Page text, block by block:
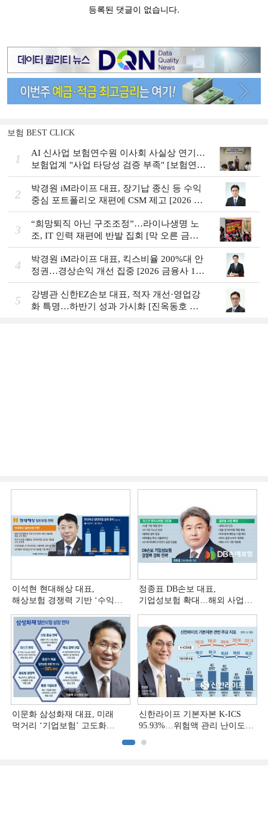
보험 BEST CLICK
1
AI 신사업 보험연수원 이사회 사실상 연기…
보험업계 "사업 타당성 검증 부족" [보험연수
원 AI사업 논란]
2
박경원 iM라이프 대표, 장기납 종신 등 수익
중심 포트폴리오 재편에 CSM 제고 [2026 금
융사 상반기 실적]
3
“희망퇴직 아닌 구조조정”…라이나생명 노
조, IT 인력 재편에 반발 집회 [막 오른 금융
권 하투(夏鬪)]
4
박경원 iM라이프 대표, 킥스비율 200%대 안
정권…경상손익 개선 집중 [2026 금융사 1분
기 실적]
5
강병관 신한EZ손보 대표, 적자 개선·영업강
화 특명…하반기 성과 가시화 [진옥동호 신
이석현 현대해상 대표,
해상보험 경쟁력 기반 ‘수익
(3)]
정종표 DB손보 대표,
기업성보험 확대…해외 사업
이문화 삼성화재 대표, 미래
먹거리 ‘기업보험’ 고도화
신한라이프 기본자본 K-ICS
95.93%…위험액 관리 난이도